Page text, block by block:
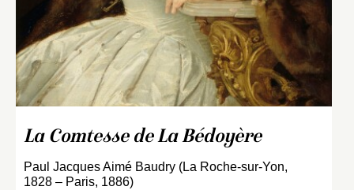
La Comtesse de La Bédoyère
Paul Jacques Aimé Baudry (La Roche-sur-Yon,
1828 – Paris, 1886)